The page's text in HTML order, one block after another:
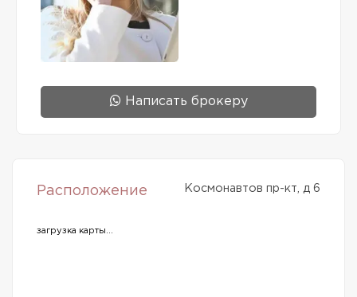
Написать брокеру
Расположение Космонавтов пр-кт, д 6
загрузка карты...